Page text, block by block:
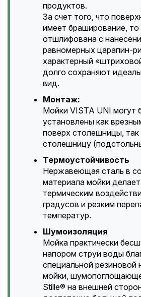
продуктов.
За счет того, что
имеет браширование, то
отшлифована с
равномерных царапин-
характерный
долго сохраняют
вид.
Монтаж:
Мойки VISTA UNI могут
установлены как
поверх столешницы,
столешницу
Термоустойчивость
Нержавеющая сталь в
материала мойки
термическим
градусов и резким
температур.
Шумоизоляция
Мойка практически
напором струи воды
специальной резиновой
мойки,
Stille® на внешней